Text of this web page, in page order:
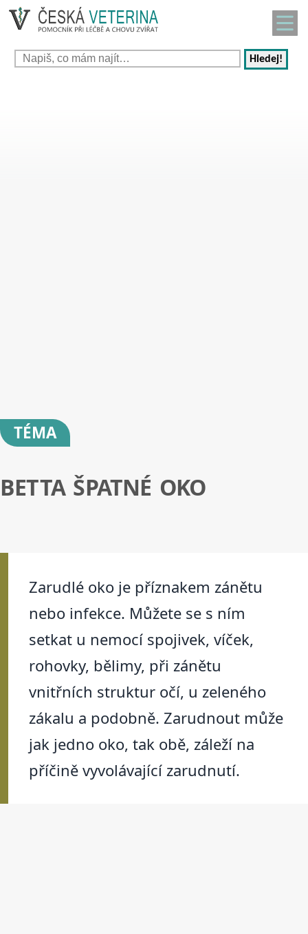
Hledej!
TÉMA
BETTA ŠPATNÉ OKO
Zarudlé oko je příznakem zánětu
nebo infekce. Můžete se s ním
setkat u nemocí spojivek, víček,
rohovky, bělimy, při zánětu
vnitřních struktur očí, u zeleného
zákalu a podobně. Zarudnout může
jak jedno oko, tak obě, záleží na
příčině vyvolávající zarudnutí.